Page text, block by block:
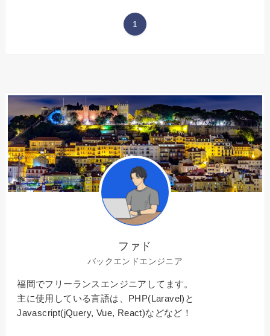
1
ファド
バックエンドエンジニア
福岡でフリーランスエンジニアしてます。
主に使用している言語は、PHP(Laravel)と
Javascript(jQuery, Vue, React)などなど！